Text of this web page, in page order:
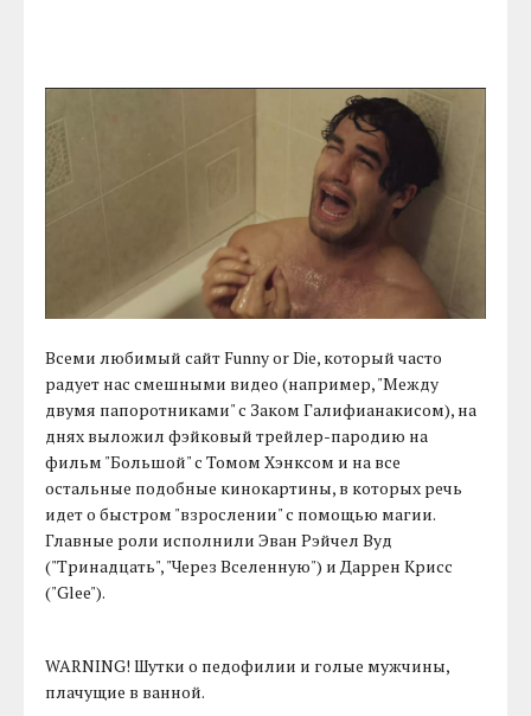
Всеми любимый сайт Funny or Die, который часто
радует нас смешными видео (например, "Между
двумя папоротниками" с Заком Галифианакисом), на
днях выложил фэйковый трейлер-пародию на
фильм "Большой" с Томом Хэнксом и на все
остальные подобные кинокартины, в которых речь
идет о быстром "взрослении" с помощью магии.
Главные роли исполнили Эван Рэйчел Вуд
("Тринадцать", "Через Вселенную") и Даррен Крисс
("Glee").
WARNING! Шутки о педофилии и голые мужчины,
плачущие в ванной.